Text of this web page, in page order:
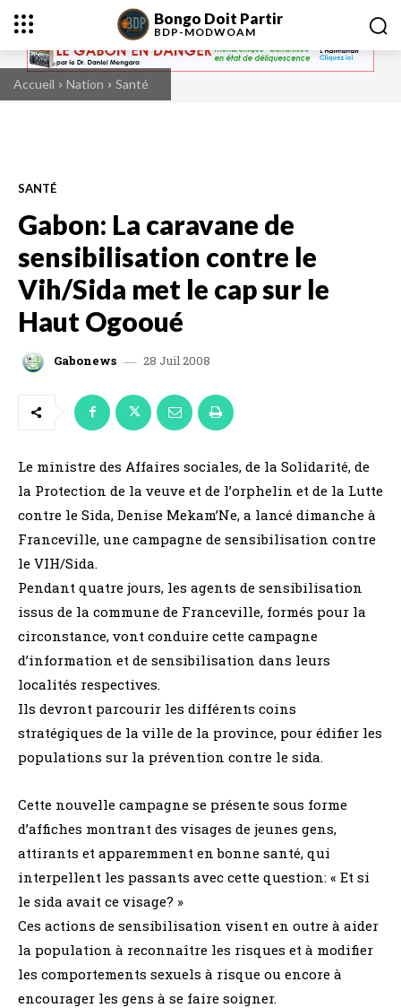
Bongo Doit Partir
BDP-MODWOAM
Accueil Nation Santé
SANTÉ
Gabon: La caravane de
sensibilisation contre le
Vih/Sida met le cap sur le
Haut Ogooué
Gabonews 28 Juil 2008
Le ministre des Affaires sociales, de la Solidarité, de
la Protection de la veuve et de l’orphelin et de la Lutte
contre le Sida, Denise Mekam’Ne, a lancé dimanche à
Franceville, une campagne de sensibilisation contre
le VIH/Sida.
Pendant quatre jours, les agents de sensibilisation
issus de la commune de Franceville, formés pour la
circonstance, vont conduire cette campagne
d’information et de sensibilisation dans leurs
localités respectives.
Ils devront parcourir les différents coins
stratégiques de la ville de la province, pour édifier les
populations sur la prévention contre le sida.
Cette nouvelle campagne se présente sous forme
d’affiches montrant des visages de jeunes gens,
attirants et apparemment en bonne santé, qui
interpellent les passants avec cette question: « Et si
le sida avait ce visage? »
Ces actions de sensibilisation visent en outre à aider
la population à reconnaître les risques et à modifier
les comportements sexuels à risque ou encore à
encourager les gens à se faire soigner.